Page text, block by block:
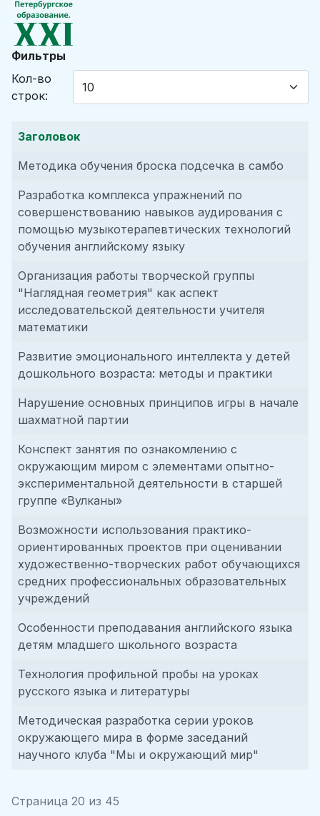
Фильтры
Кол-во
строк:
Заголовок
Методика обучения броска подсечка в самбо
Разработка комплекса упражнений по
совершенствованию навыков аудирования с
помощью музыкотерапевтических технологий
обучения английскому языку
Организация работы творческой группы
"Наглядная геометрия" как аспект
исследовательской деятельности учителя
математики
Развитие эмоционального интеллекта у детей
дошкольного возраста: методы и практики
Нарушение основных принципов игры в начале
шахматной партии
Конспект занятия по ознакомлению с
окружающим миром с элементами опытно-
экспериментальной деятельности в старшей
группе «Вулканы»
Возможности использования практико-
ориентированных проектов при оценивании
художественно-творческих работ обучающихся
средних профессиональных образовательных
учреждений
Особенности преподавания английского языка
детям младшего школьного возраста
Технология профильной пробы на уроках
русского языка и литературы
Методическая разработка серии уроков
окружающего мира в форме заседаний
научного клуба "Мы и окружающий мир"
Страница 20 из 45